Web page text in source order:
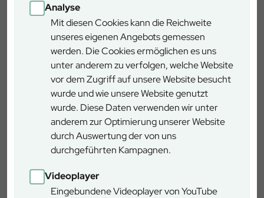
Analyse
Mit diesen Cookies kann die Reichweite
unseres eigenen Angebots gemessen
werden. Die Cookies ermöglichen es uns
unter anderem zu verfolgen, welche Website
vor dem Zugriff auf unsere Website besucht
wurde und wie unsere Website genutzt
wurde. Diese Daten verwenden wir unter
anderem zur Optimierung unserer Website
durch Auswertung der von uns
durchgeführten Kampagnen.
Videoplayer
Eingebundene Videoplayer von YouTube
Baumwipfelpfades, zur Kulturlandschaft Steigerwald, der
nachhaltigen Waldbewirtschaftung und zum
Naturschutzkonzept der Bayerischen Staatsforsten. Auch
das Thema Jagd wird gestreift.
„Zisterzienser im Steigerwald“
Bei dieser Führung über den Pfad erfahren Sie
Interessantes über die Kulturlandschaft Steigerwald.
Neben religiösen Aufgaben haben sich die Mönche des
Klosters Ebrach und der umgebenden Klöster auch der
Bewirtschaftung des Waldes gewidmet.
Dieses Erbe setzen die Förster heute fort.